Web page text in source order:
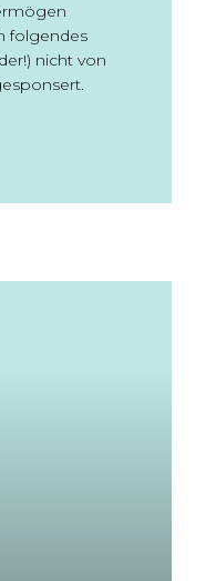
folgendes
nicht von